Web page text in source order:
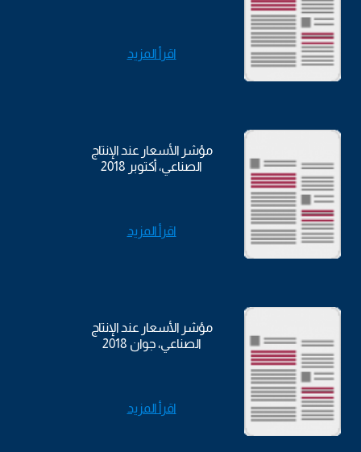
اقرأ المزيد
مؤشر الأسعار عند الإنتاج
الصناعي، أكتوبر 2018
اقرأ المزيد
مؤشر الأسعار عند الإنتاج
الصناعي، جوان 2018
اقرأ المزيد